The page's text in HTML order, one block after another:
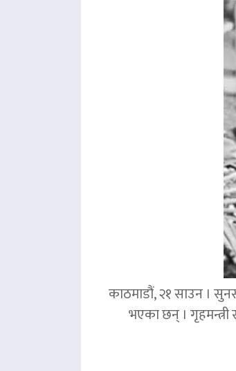
काठमाडौं, २१ साउन ।
भएका छन् ।